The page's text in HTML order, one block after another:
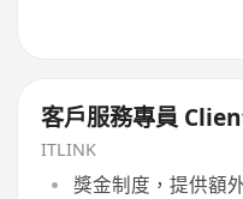
客戶服務專員
ITLINK
獎金制度，提供額